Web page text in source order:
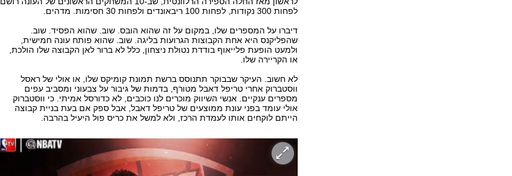
לפחות 300 נקודות, לפחות 100 ריבאונדים ולפחות 30 חסימות. מדהים.
דיברו על המספרים שלו, במקום על זה שהוא הובס. שוב. שהוא הפסיד. שוב.
שהפליקנס היא אחת הקבוצות הגרועות בליגה. שוב. שהוא פותח עונה חמישית,
ולמעט הופעת פלייאוף בודדת נטולת ניצחון, כלל לא ברור לאן הקבוצה שלו הולכת,
או הקריירה שלו.
לא חשוב. העיקר שבבוקר תתנוסס ברשת תמונת קומיקס שלו, או אולי של ראסל
ווסטברוק אחרי טריפל דאבל מטורף, בדמות של גיבור על צבעוני ומסביב עפים
מספרים ענקיים. אנשי השיווק מוכרים לנו כוכבים, לא כדורסל אמיתי. כי ווסטברוק
אולי עומד בפני עונת ממוצעים של טריפל דאבל, אבל ספק אם בעת בניית קבוצה
הייתם לוקחים אותו לעמדת הרכז, ולא למשל את כריס פול היעיל בהרבה.